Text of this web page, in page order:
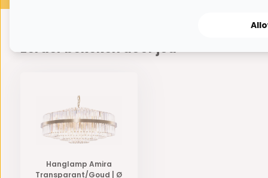
Eerder bekeken door jou
Hanglamp Amira
Transparant/Goud | Ø